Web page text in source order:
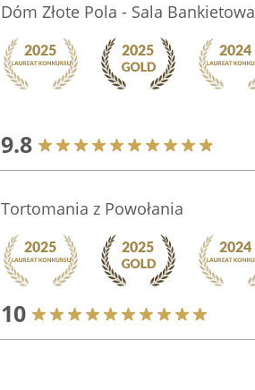
Dóm Złote Pola - Sala Bankietowa
9.8
Tortomania z Powołania
10